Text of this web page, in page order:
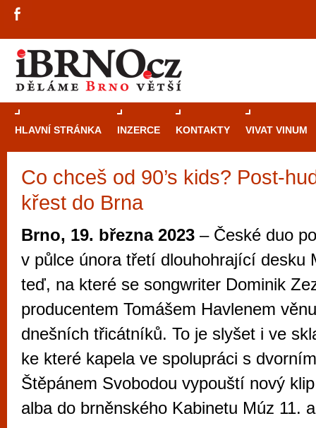
HLAVNÍ STRÁNKA INZERCE KONTAKTY VIVAT VINUM
Co chceš od 90’s kids? Post-
křest do Brna
Brno, 19. března 2023 – České duo
v půlce února třetí dlouhohrající desku
teď, na které se songwriter Dominik
producentem Tomášem Havlenem
dnešních třicátníků. To je slyšet i ve
ke které kapela ve spolupráci s
Štěpánem Svobodou vypouští nový
alba do brněnského Kabinetu Múz 11.
Průvodce
automaty
Brno je
zajímavé
restaurace,
Mimo jiné je ale také místem, kde si
vyzkoušet různé kasinové hry. V
metropoli naleznete širokou nabídku her
po moderní automaty jak pro pravidelné
příležitostné hráče. V...